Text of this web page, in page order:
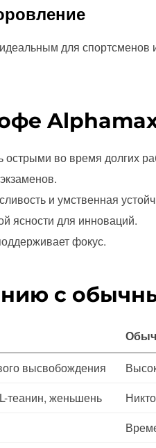
для спортсменов
во время долгих
и умственная
ясности для инноваций.
фокус.
с
высвобождения
теанин, женьшень
Никто